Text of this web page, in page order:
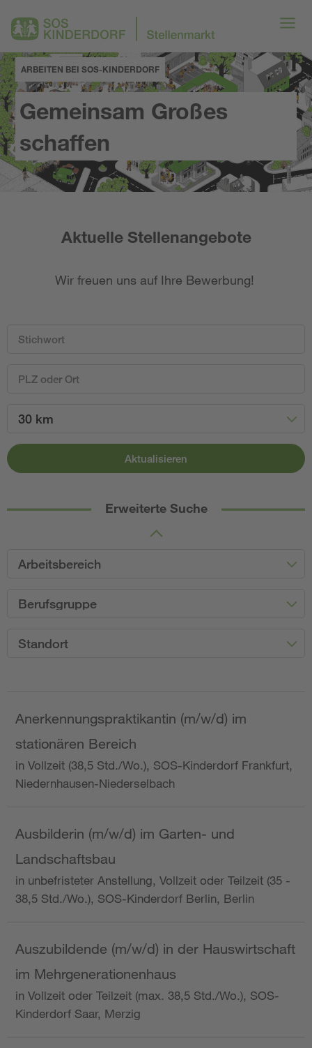
ARBEITEN BEI SOS-KINDERDORF
Gemeinsam Großes
schaffen
Aktuelle Stellenangebote
Wir freuen uns auf Ihre Bewerbung!
30 km
Aktualisieren
Erweiterte Suche
Arbeitsbereich
Berufsgruppe
Standort
Anerkennungspraktikantin (m/w/d) im
stationären Bereich
in Vollzeit (38,5 Std./Wo.), SOS-Kinderdorf Frankfurt,
Niedernhausen-Niederselbach
Ausbilderin (m/w/d) im Garten- und
Landschaftsbau
in unbefristeter Anstellung, Vollzeit oder Teilzeit (35 -
38,5 Std./Wo.), SOS-Kinderdorf Berlin, Berlin
Auszubildende (m/w/d) in der Hauswirtschaft
im Mehrgenerationenhaus
in Vollzeit oder Teilzeit (max. 38,5 Std./Wo.), SOS-
Kinderdorf Saar, Merzig